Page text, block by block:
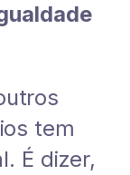
tem
É dizer,